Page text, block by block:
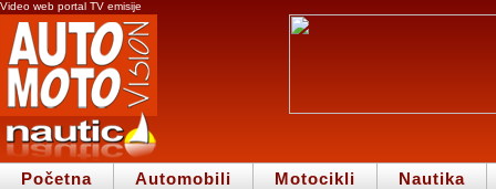
Video web portal TV emisije
Početna Automobili Motocikli Nautika